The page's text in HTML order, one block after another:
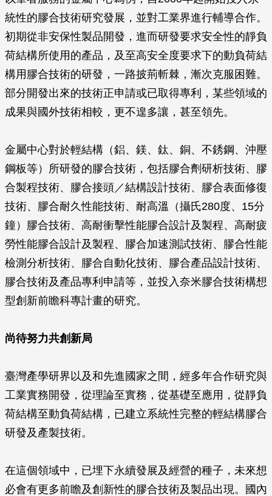
統性的膠合技術研究發展，並對工業界進行輔導合作。
初期從非安保性製品開發，進而研發要求安全性的靜負
荷結構所使用的產品，及至高安全度要求下的動負荷結
構用膠合技術的研發，一路披荊斬棘，漸次克服困難。
部分開發出來的技術正申請或已取得專利，某些領域的
成果與國外技術相較，更不遑多讓，甚至領先。
金屬中心對於輕結構（鋁、鎂、鈦、銅、不銹鋼、沖壓
鋼板等）所研發的膠合技術，包括膠合劑研析技術、膠
合製程技術、膠合接頭／結構設計技術、膠合表面修復
技術、膠合耐久性能技術、耐高溫（攝氏280度、15分
鐘）膠合技術、高耐衝擊性能膠合設計及製程、高耐疲
勞性能膠合設計及製程、膠合加速測試技術、膠合性能
檢測分析技術、膠合自動化技術、膠合產品設計技術、
膠合技術及產品專利申請等，並投入奈米膠合技術構想
型創新前瞻科專計畫的研究。
尚待努力共創新局
臺灣產學研界以及和先進國家之間，經多年合作研究與
工業實務開發，從理論至實務，從基礎至應用，從靜負
荷結構至動負荷結構，已建立系統性完整的輕結構膠合
研發及產製技術。
在這個領域中，已埋下永續發展及經營的種子，未來想
必會有更多前瞻及創新性的膠合技術及製品出現。國內